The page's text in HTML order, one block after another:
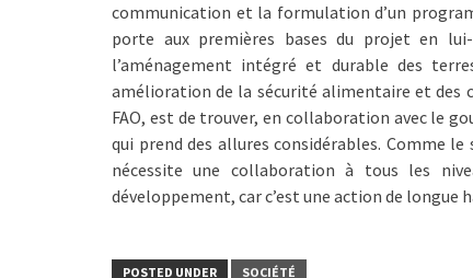
communication et la formulation d’un
porte aux premières bases du projet en
l’aménagement intégré et durable des
amélioration de la sécurité alimentaire et des
FAO, est de trouver, en collaboration avec le
qui prend des allures considérables. Comme
nécessite une collaboration à tous les
développement, car c’est une action de longue
POSTED UNDER SOCIÉTÉ